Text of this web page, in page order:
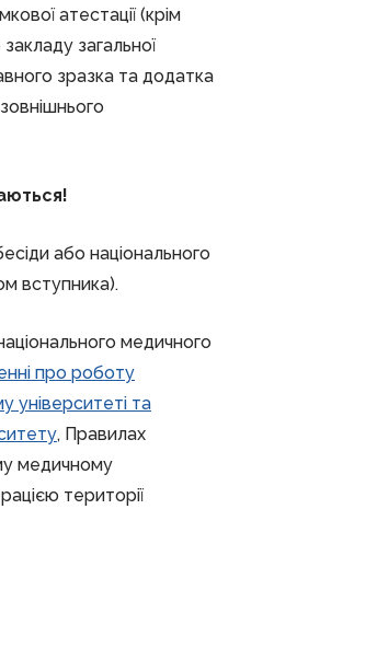
атестації (крім
загальної
зразка та додатка
!
або національного
вступника).
медичного
про роботу
університеті та
, Правилах
медичному
території